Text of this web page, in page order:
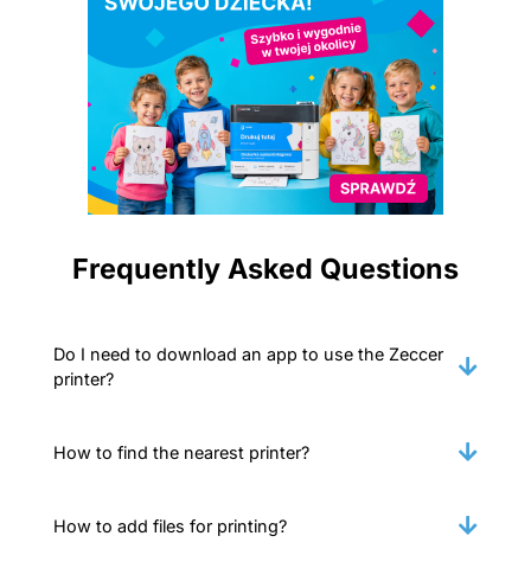
Frequently Asked Questions
Do I need to download an app to use the Zeccer
printer?
How to find the nearest printer?
How to add files for printing?